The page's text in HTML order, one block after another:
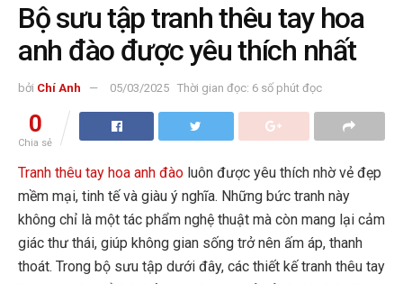
Bộ sưu tập tranh thêu tay hoa
anh đào được yêu thích nhất
bởi Chí Anh 05/03/2025 Thời gian đọc: 6 số phút đọc
0
Chia sẻ
Tranh thêu tay hoa anh đào luôn được yêu thích nhờ vẻ đẹp
mềm mại, tinh tế và giàu ý nghĩa. Những bức tranh này
không chỉ là một tác phẩm nghệ thuật mà còn mang lại cảm
giác thư thái, giúp không gian sống trở nên ấm áp, thanh
thoát. Trong bộ sưu tập dưới đây, các thiết kế tranh thêu tay